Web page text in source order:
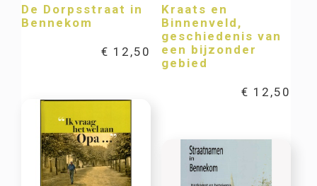
De Dorpsstraat in
Bennekom
€ 12,50
Kraats en
Binnenveld,
geschiedenis van
een bijzonder
gebied
€ 12,50